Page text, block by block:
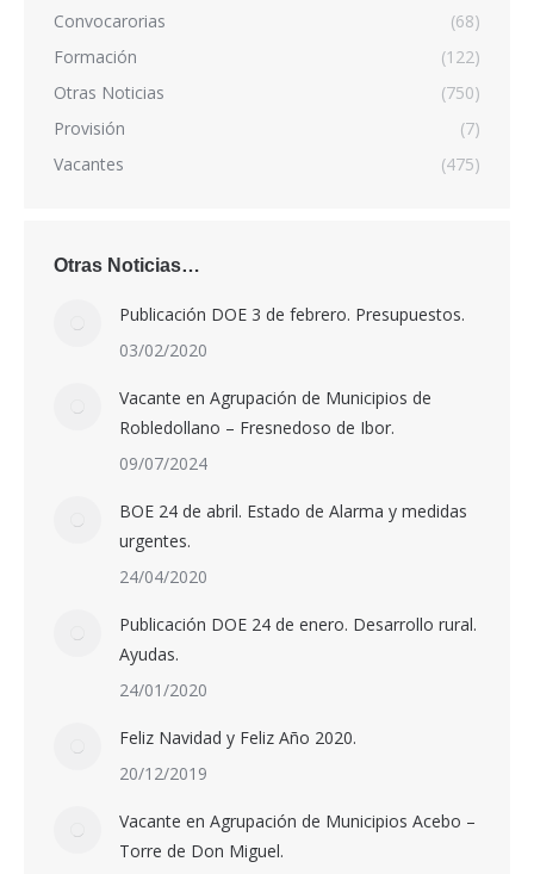
Convocarorias
(68)
Formación
(122)
Otras Noticias
(750)
Provisión
(7)
Vacantes
(475)
Otras Noticias…
Publicación DOE 3 de febrero. Presupuestos.
03/02/2020
Vacante en Agrupación de Municipios de
Robledollano – Fresnedoso de Ibor.
09/07/2024
BOE 24 de abril. Estado de Alarma y medidas
urgentes.
24/04/2020
Publicación DOE 24 de enero. Desarrollo rural.
Ayudas.
24/01/2020
Feliz Navidad y Feliz Año 2020.
20/12/2019
Vacante en Agrupación de Municipios Acebo –
Torre de Don Miguel.